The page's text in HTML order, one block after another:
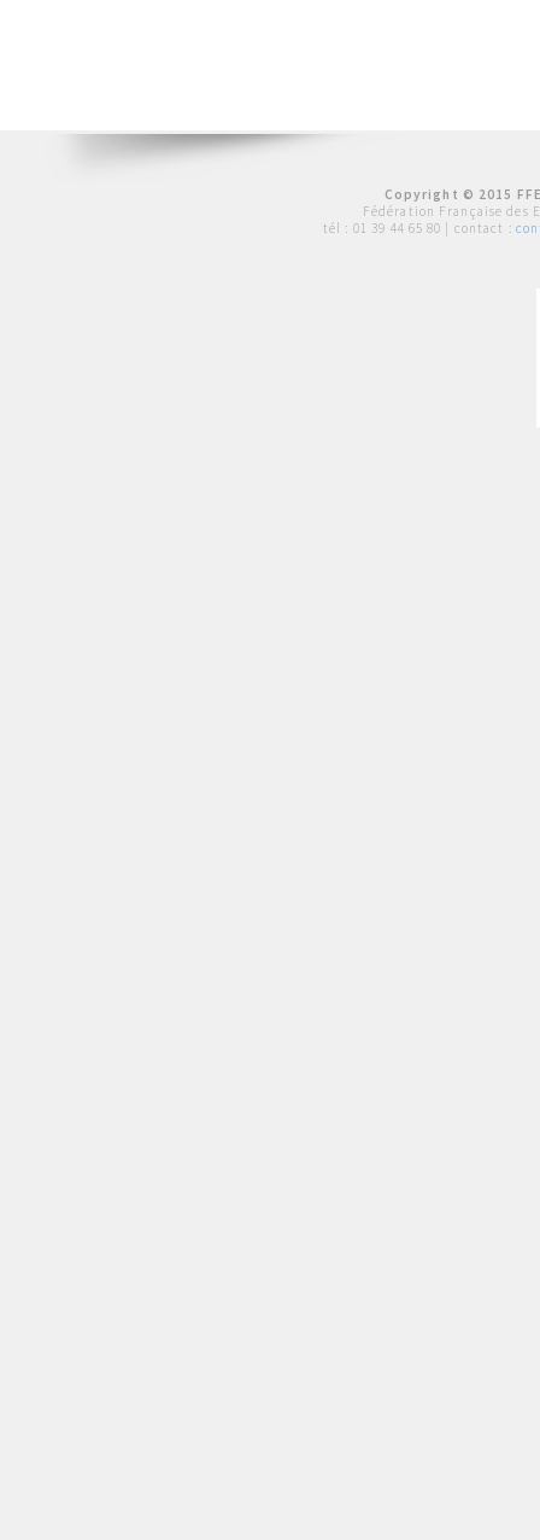
Copyright © 2015
Fédération Française des
tél : 01 39 44 65 80 | contact :